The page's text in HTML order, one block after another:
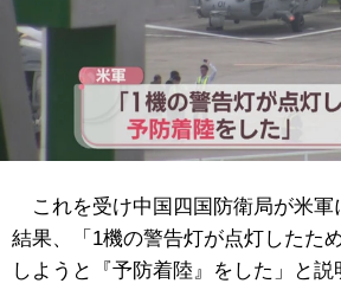
これを受け中国四国防衛局が米軍
結果、「1機の警告灯が点灯したた
しようと『予防着陸』をした」と説